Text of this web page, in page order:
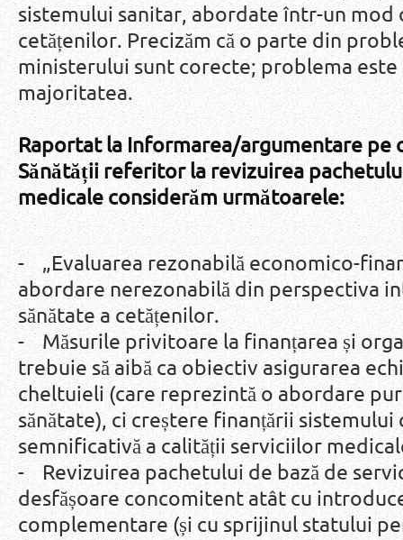
sistemului sanitar, abordate într-un mod
cetățenilor. Precizăm că o parte din
ministerului sunt corecte; problema este
majoritatea.
Raportat la Informarea/argumentare pe
Sănătății referitor la revizuirea
medicale considerăm următoarele:
- „Evaluarea rezonabilă economico-
abordare nerezonabilă din perspectiva
sănătate a cetățenilor.
- Măsurile privitoare la finanțarea și
trebuie să aibă ca obiectiv asigurarea
cheltuieli (care reprezintă o abordare
sănătate), ci creștere finanțării sistemului
semnificativă a calității serviciilor
- Revizuirea pachetului de bază de
desfășoare concomitent atât cu
complementare (și cu sprijinul statului